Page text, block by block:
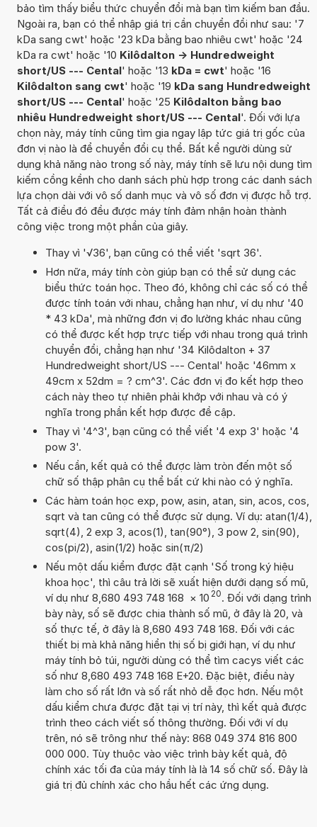
bảo tìm thấy biểu thức chuyển đổi mà bạn tìm kiếm ban đầu.
Ngoài ra, bạn có thể nhập giá trị cần chuyển đổi như sau: '7
kDa sang cwt' hoặc '23 kDa bằng bao nhiêu cwt' hoặc '24
kDa ra cwt' hoặc '10 Kilôdalton -> Hundredweight
short/US --- Cental' hoặc '13 kDa = cwt' hoặc '16
Kilôdalton sang cwt' hoặc '19 kDa sang Hundredweight
short/US --- Cental' hoặc '25 Kilôdalton bằng bao
nhiêu Hundredweight short/US --- Cental'. Đối với lựa
chọn này, máy tính cũng tìm gia ngay lập tức giá trị gốc của
đơn vị nào là để chuyển đổi cụ thể. Bất kể người dùng sử
dụng khả năng nào trong số này, máy tính sẽ lưu nội dung tìm
kiếm cồng kềnh cho danh sách phù hợp trong các danh sách
lựa chọn dài với vô số danh mục và vô số đơn vị được hỗ trợ.
Tất cả điều đó đều được máy tính đảm nhận hoàn thành
công việc trong một phần của giây.
Thay vì '√36', bạn cũng có thể viết 'sqrt 36'.
Hơn nữa, máy tính còn giúp bạn có thể sử dụng các
biểu thức toán học. Theo đó, không chỉ các số có thể
được tính toán với nhau, chẳng hạn như, ví dụ như '40
* 43 kDa', mà những đơn vị đo lường khác nhau cũng
có thể được kết hợp trực tiếp với nhau trong quá trình
chuyển đổi, chẳng hạn như '34 Kilôdalton + 37
Hundredweight short/US --- Cental' hoặc '46mm x
49cm x 52dm = ? cm^3'. Các đơn vị đo kết hợp theo
cách này theo tự nhiên phải khớp với nhau và có ý
nghĩa trong phần kết hợp được đề cập.
Thay vì '4^3', bạn cũng có thể viết '4 exp 3' hoặc '4
pow 3'.
Nếu cần, kết quả có thể được làm tròn đến một số
chữ số thập phân cụ thể bất cứ khi nào có ý nghĩa.
Các hàm toán học exp, pow, asin, atan, sin, acos, cos,
sqrt và tan cũng có thể được sử dụng. Ví dụ: atan(1/4),
sqrt(4), 2 exp 3, acos(1), tan(90°), 3 pow 2, sin(90),
cos(pi/2), asin(1/2) hoặc sin(π/2)
Nếu một dấu kiểm được đặt cạnh 'Số trong ký hiệu
khoa học', thì câu trả lời sẽ xuất hiện dưới dạng số mũ,
ví dụ như 8,680 493 748 168 × 10 20. Đối với dạng trình
bày này, số sẽ được chia thành số mũ, ở đây là 20, và
số thực tế, ở đây là 8,680 493 748 168. Đối với các
thiết bị mà khả năng hiển thị số bị giới hạn, ví dụ như
máy tính bỏ túi, người dùng có thể tìm cacys viết các
số như 8,680 493 748 168 E+20. Đặc biệt, điều này
làm cho số rất lớn và số rất nhỏ dễ đọc hơn. Nếu một
dấu kiểm chưa được đặt tại vị trí này, thì kết quả được
trình theo cách viết số thông thường. Đối với ví dụ
trên, nó sẽ trông như thế này: 868 049 374 816 800
000 000. Tùy thuộc vào việc trình bày kết quả, độ
chính xác tối đa của máy tính là là 14 số chữ số. Đây là
giá trị đủ chính xác cho hầu hết các ứng dụng.